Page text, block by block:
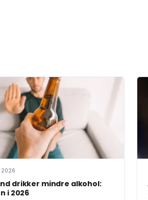
drikker mindre alkohol:
i 2026